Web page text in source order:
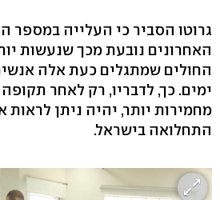
גרוטו הסביר כי העלייה במספר
האחרונים נובעת מכך שנעשות
ימים. כך, לדבריו, רק לאחר
מחמירות יותר, יהיה ניתן
התחלואה בישראל.